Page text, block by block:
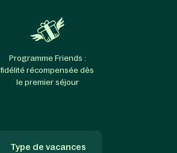
Programme Friends :
fidélité récompensée dès
le premier séjour
Type de vacances